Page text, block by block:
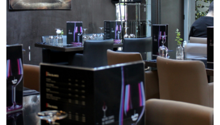
partenaires, un Restaurant Val de Marne sérieux peut être
pertinent. Le positionnement tarifaire influence directement
l’image d’un Restaurant Val de Marne. La personnalité culinaire
d’un Restaurant Val de Marne repose souvent sur ses
spécialités. Un Restaurant Val de Marne reconnu doit souvent
sa réputation à sa régularité. Les notes et commentaires offrent
un aperçu concret d’un Restaurant Val de Marne. Un Restaurant
Val de Marne peut séduire avec un style culinaire classique ou
créatif. Réserver tôt un Restaurant Val de Marne aide à obtenir le
créneau souhaité. La dimension familiale peut renforcer l’image
positive d’un Restaurant Val de Marne. L’ambiance d’un
Restaurant Val de Marne peut transformer un simple dîner en
souvenir marquant. Des plats soignés valorisent immédiatement